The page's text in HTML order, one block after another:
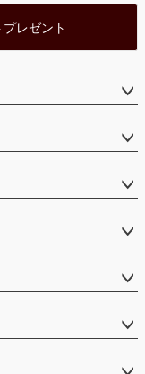
へ
レゼント